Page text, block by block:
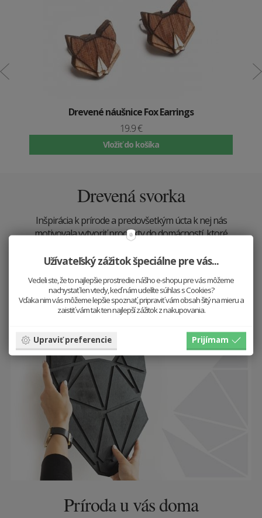
Drevené náušnice Fox Earrings
19.9 €
Vložiť do košíka
Drevená svorka
Inšpirácia k prírode a predovšetkým úcta k nej nás
motivovala vytvoriť produkty do domácností, ktoré
Sú slobodné a čisté, tak ako je aj ich podstata.
Pozrieť si dekorácie
Príroda u vás doma
Užívateľský zážitok špeciálne pre vás...
Vedeli ste, že to najlepšie prostredie nášho e-shopu pre vás môžeme
nachystať len vtedy, keď nám udelíte súhlas s Cookies?
Vďaka nim vás môžeme lepšie spoznať, pripraviť vám obsah šitý na mieru a
zaistiť vám tak ten najlepší zážitok z nakupovania.
Upraviť preferencie Prijímam